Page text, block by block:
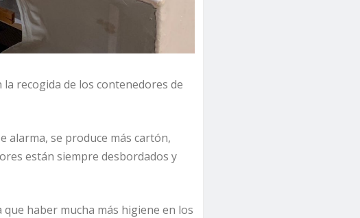
recogida de los contenedores de
alarma, se produce más cartón,
están siempre desbordados y
haber mucha más higiene en los